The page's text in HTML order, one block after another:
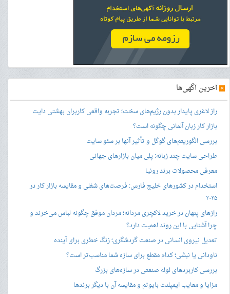
»آخرین آگهی‌ها
راز لاغری پایدار بدون رژیم‌های سخت؛ تجربه واقعی کاربران بهشتی دایت
بازار کار زبان آلمانی چگونه است؟
بررسی الگوریتم‌های گوگل و تأثیر آنها بر سئو سایت
طراحی سایت چند زبانه: پلی میان بازارهای جهانی
معرفی محصولات برند رونیا
استخدام در کشورهای خلیج فارس: فرصت‌های شغلی و مقایسه بازار کار در
۲۰۲۵
رازهای پنهان در خرید لاکچری مردانه؛ مردان موفق چگونه لباس می‌خرند و
چرا آشنایی با این روند اهمیت دارد؟
تعدیل نیروی انسانی در صنعت گردشگری؛ زنگ خطری برای آینده
ناودانی یا نبشی؛ کدام مقطع برای سازه شما مناسب‌تر است؟
بررسی کاربردهای لوله صنعتی در سازه‌های بزرگ
مزایا و معایب ایمپلنت بایوتم و مقایسه آن با دیگر برندها